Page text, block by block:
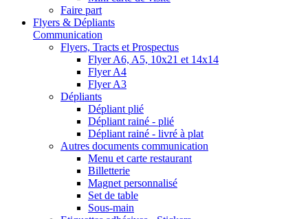
Faire part
Flyers & Dépliants
Communication
Flyers, Tracts et Prospectus
Flyer A6, A5, 10x21 et 14x14
Flyer A4
Flyer A3
Dépliants
Dépliant plié
Dépliant rainé - plié
Dépliant rainé - livré à plat
Autres documents communication
Menu et carte restaurant
Billetterie
Magnet personnalisé
Set de table
Sous-main